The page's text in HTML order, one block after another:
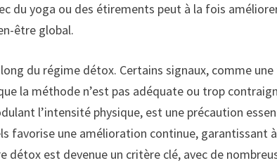
du yoga ou des étirements peut à la fois
être global.
du régime détox. Certains signaux, comme
la méthode n’est pas adéquate ou trop
l’intensité physique, est une précaution
favorise une amélioration continue, garantissant
détox est devenue un critère clé, avec de